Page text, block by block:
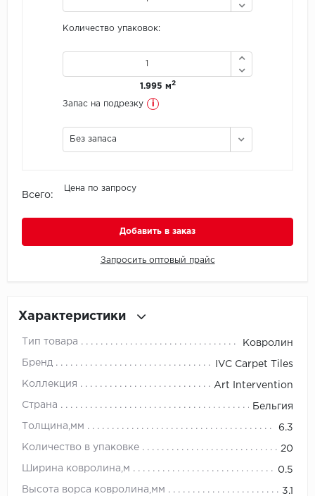
Jinan PDM
KDF
No brand
Pergo
Количество упаковок:
1.995 м2
Запас на подрезку i
Без запаса
Всего:
Цена по запросу
Добавить в заказ
Запросить оптовый прайс
Характеристики
Тип товара Ковролин
Бренд IVC Carpet Tiles
Коллекция Art Intervention
Страна Бельгия
Толщина,мм 6.3
Количество в упаковке 20
Ширина ковролина,м 0.5
Высота ворса ковролина,мм 3.1